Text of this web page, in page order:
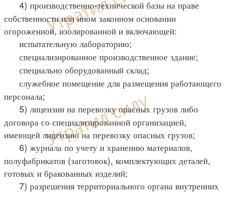
4) производственно-технической базы на праве
собственности или ином законном основании
огороженной, изолированной и включающей:
испытательную лабораторию;
специализированное производственное здание;
специально оборудованный склад;
служебное помещение для размещения работающего
персонала;
5) лицензии на перевозку опасных грузов либо
договора со специализированной организацией,
имеющей лицензию на перевозку опасных грузов;
6) журнала по учету и хранению материалов,
полуфабрикатов (заготовок), комплектующих деталей,
готовых и бракованных изделий;
7) разрешения территориального органа внутренних